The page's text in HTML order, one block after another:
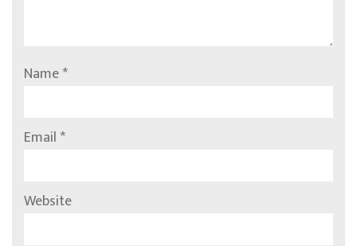
Name*
Email*
Website